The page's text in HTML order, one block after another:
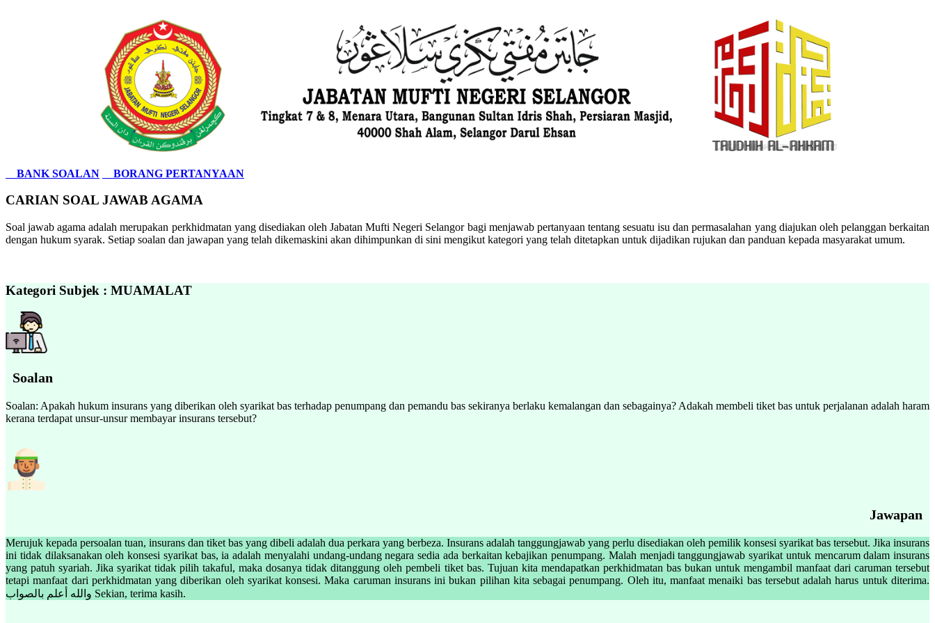
BANK SOALAN BORANG PERTANYAAN
CARIAN SOAL JAWAB AGAMA
Soal jawab agama adalah merupakan perkhidmatan yang disediakan oleh Jabatan Mufti Negeri Selangor bagi menjawab pertanyaan tentang sesuatu isu dan permasalahan yang diajukan oleh pelanggan berkaitan
dengan hukum syarak. Setiap soalan dan jawapan yang telah dikemaskini akan dihimpunkan di sini mengikut kategori yang telah ditetapkan untuk dijadikan rujukan dan panduan kepada masyarakat umum.
Kategori Subjek : MUAMALAT
Soalan
Soalan: Apakah hukum insurans yang diberikan oleh syarikat bas terhadap penumpang dan pemandu bas sekiranya berlaku kemalangan dan sebagainya? Adakah membeli tiket bas untuk perjalanan adalah haram
kerana terdapat unsur-unsur membayar insurans tersebut?
Jawapan
Merujuk kepada persoalan tuan, insurans dan tiket bas yang dibeli adalah dua perkara yang berbeza. Insurans adalah tanggungjawab yang perlu disediakan oleh pemilik konsesi syarikat bas tersebut. Jika insurans
ini tidak dilaksanakan oleh konsesi syarikat bas, ia adalah menyalahi undang-undang negara sedia ada berkaitan kebajikan penumpang. Malah menjadi tanggungjawab syarikat untuk mencarum dalam insurans
yang patuh syariah. Jika syarikat tidak pilih takaful, maka dosanya tidak ditanggung oleh pembeli tiket bas. Tujuan kita mendapatkan perkhidmatan bas bukan untuk mengambil manfaat dari caruman tersebut
tetapi manfaat dari perkhidmatan yang diberikan oleh syarikat konsesi. Maka caruman insurans ini bukan pilihan kita sebagai penumpang. Oleh itu, manfaat menaiki bas tersebut adalah harus untuk diterima.
والله أعلم بالصواب Sekian, terima kasih.